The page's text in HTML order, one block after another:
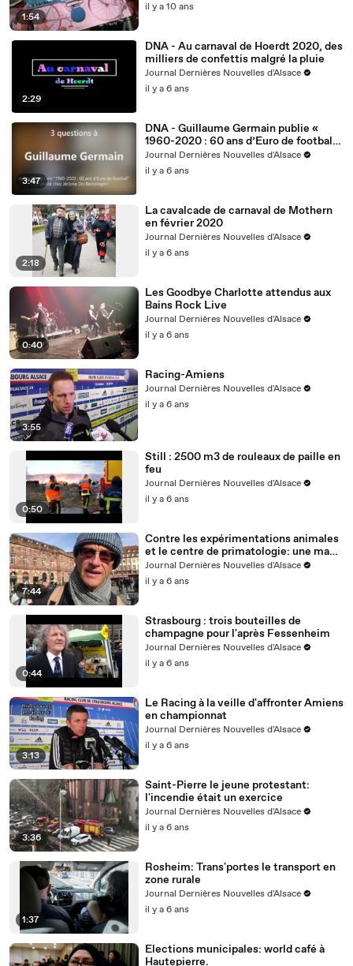
1:54
il y a 10 ans
2:29
DNA - Au carnaval de Hoerdt 2020, des
milliers de confettis malgré la pluie
Journal Dernières Nouvelles d'Alsace
il y a 6 ans
3:47
DNA - Guillaume Germain publie «
1960-2020 : 60 ans d’Euro de football
»
Journal Dernières Nouvelles d'Alsace
il y a 6 ans
2:18
La cavalcade de carnaval de Mothern
en février 2020
Journal Dernières Nouvelles d'Alsace
il y a 6 ans
0:40
Les Goodbye Charlotte attendus aux
Bains Rock Live
Journal Dernières Nouvelles d'Alsace
il y a 6 ans
3:55
Racing-Amiens
Journal Dernières Nouvelles d'Alsace
il y a 6 ans
0:50
Still : 2500 m3 de rouleaux de paille en
feu
Journal Dernières Nouvelles d'Alsace
il y a 6 ans
7:44
Contre les expérimentations animales
et le centre de primatologie: une manif
samedi à Strasbourg
Journal Dernières Nouvelles d'Alsace
il y a 6 ans
0:44
Strasbourg : trois bouteilles de
champagne pour l'après Fessenheim
Journal Dernières Nouvelles d'Alsace
il y a 6 ans
3:13
Le Racing à la veille d'affronter Amiens
en championnat
Journal Dernières Nouvelles d'Alsace
il y a 6 ans
3:36
Saint-Pierre le jeune protestant:
l'incendie était un exercice
Journal Dernières Nouvelles d'Alsace
il y a 6 ans
1:37
Rosheim: Trans'portes le transport en
zone rurale
Journal Dernières Nouvelles d'Alsace
il y a 6 ans
Elections municipales: world café à
Hautepierre.